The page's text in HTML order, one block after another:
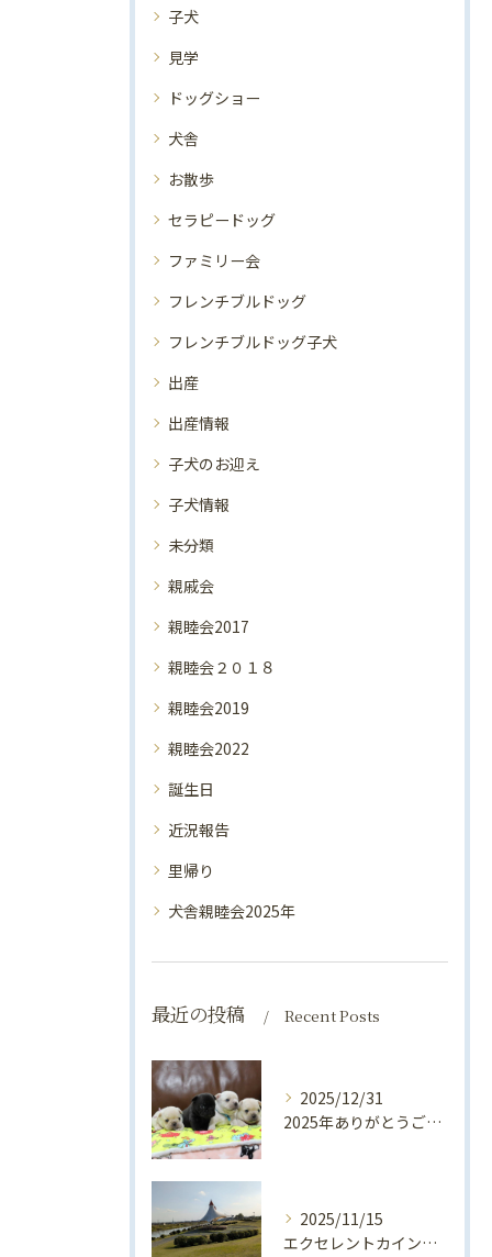
子犬
見学
ドッグショー
犬舎
お散歩
セラピードッグ
ファミリー会
フレンチブルドッグ
フレンチブルドッグ子犬
出産
出産情報
子犬のお迎え
子犬情報
未分類
親戚会
親睦会2017
親睦会２０１８
親睦会2019
親睦会2022
誕生日
近況報告
里帰り
犬舎親睦会2025年
最近の投稿 Recent Posts
2025/12/31
2025年ありがとうございました💛
2025/11/15
エクセレントカインド犬舎親睦会2025開催します！！